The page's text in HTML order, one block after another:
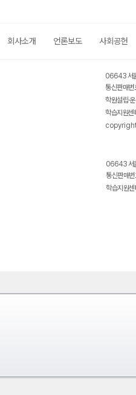
회사소개 언론보도 사회공헌
06643 서
통신판매
학원설립·
학습지원
06643 서
통신판매
학습지원